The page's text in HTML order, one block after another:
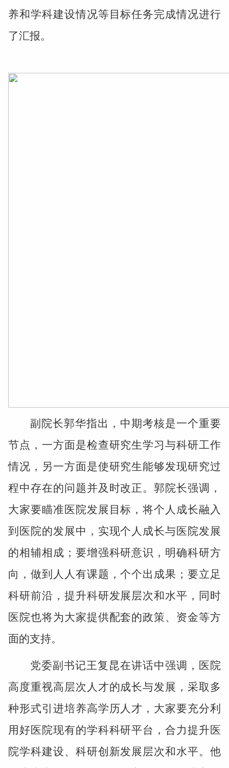
养和学科建设情况等目标任务完成情况进行
了汇报。
副院长郭华指出，中期考核是一个重要
节点，一方面是检查研究生学习与科研工作
情况，另一方面是使研究生能够发现研究过
程中存在的问题并及时改正。郭院长强调，
大家要瞄准医院发展目标，将个人成长融入
到医院的发展中，实现个人成长与医院发展
的相辅相成；要增强科研意识，明确科研方
向，做到人人有课题，个个出成果；要立足
科研前沿，提升科研发展层次和水平，同时
医院也将为大家提供配套的政策、资金等方
面的支持。
党委副书记王复昆在讲话中强调，医院
高度重视高层次人才的成长与发展，采取多
种形式引进培养高学历人才，大家要充分利
用好医院现有的学科科研平台，合力提升医
院学科建设、科研创新发展层次和水平。他